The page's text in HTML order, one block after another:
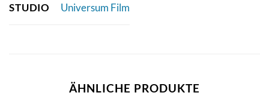
STUDIO Universum Film
ÄHNLICHE PRODUKTE